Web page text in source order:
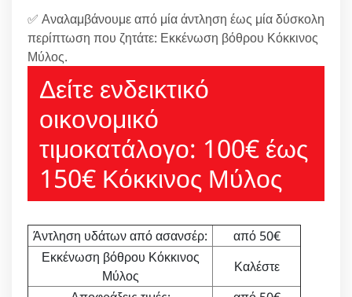
✅ Αναλαμβάνουμε από μία άντληση έως μία δύσκολη
περίπτωση που ζητάτε: Εκκένωση βόθρου Κόκκινος
Μύλος.
Δείτε ενδεικτικό
οικονομικό
τιμοκατάλογο: 100€ έως
150€ Κόκκινος Μύλος
Άντληση υδάτων από ασανσέρ:
από 50€
Εκκένωση βόθρου Κόκκινος
Μύλος
Καλέστε